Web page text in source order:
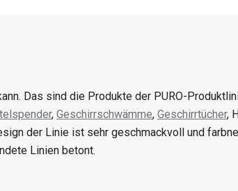
Das sind die Produkte der PURO-
, Geschirrschwämme, Geschirrtücher,
der Linie ist sehr geschmackvoll und
Linien betont.